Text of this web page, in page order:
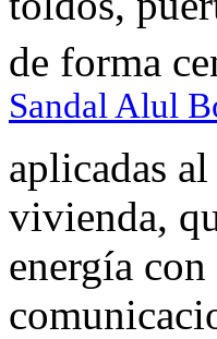
de forma
Sandal Alul
aplicadas
vivienda,
energía